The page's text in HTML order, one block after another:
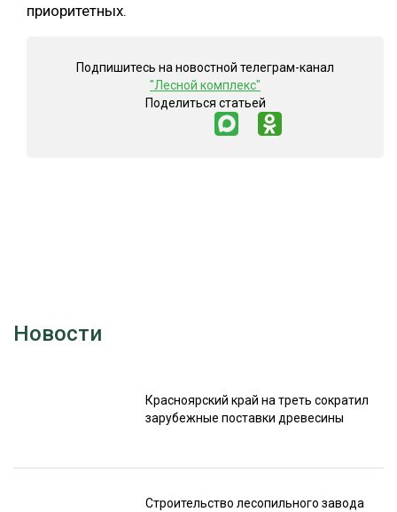
приоритетных.
Подпишитесь на новостной телеграм-канал
"Лесной комплекс"
Поделиться статьей
Новости
Красноярский край на треть сократил
зарубежные поставки древесины
Строительство лесопильного завода